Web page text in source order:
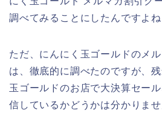
調べてみることにしたんですよね
ただ、にんにく玉ゴールドのメ
は、徹底的に調べたのですが、
玉ゴールドのお店で大決算セー
信しているかどうかは分かりませ